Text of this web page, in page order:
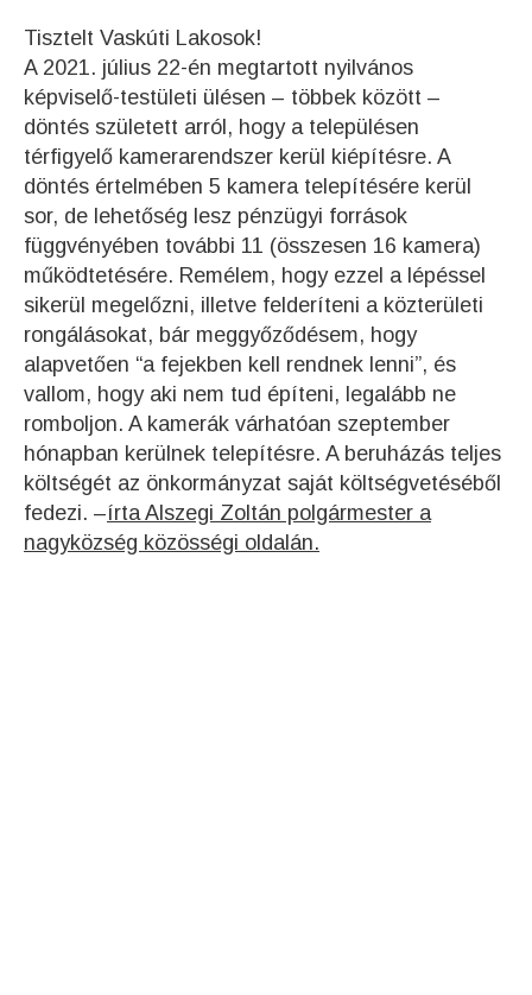
Tisztelt Vaskúti Lakosok!
A 2021. július 22-én megtartott nyilvános
képviselő-testületi ülésen – többek között –
döntés született arról, hogy a településen
térfigyelő kamerarendszer kerül kiépítésre. A
döntés értelmében 5 kamera telepítésére kerül
sor, de lehetőség lesz pénzügyi források
függvényében további 11 (összesen 16 kamera)
működtetésére. Remélem, hogy ezzel a lépéssel
sikerül megelőzni, illetve felderíteni a közterületi
rongálásokat, bár meggyőződésem, hogy
alapvetően “a fejekben kell rendnek lenni”, és
vallom, hogy aki nem tud építeni, legalább ne
romboljon. A kamerák várhatóan szeptember
hónapban kerülnek telepítésre. A beruházás teljes
költségét az önkormányzat saját költségvetéséből
fedezi. –írta Alszegi Zoltán polgármester a
nagyközség közösségi oldalán.